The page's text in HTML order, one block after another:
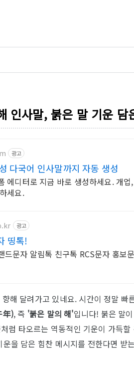
인사말, 붉은 말 기운 담
광고
다국어 인사말까지 자동 생성
에디터로 지금 바로 생성하세요. 개
세요.
광고
띵톡!
드문자 알림톡 친구톡 RCS문자 홍보
해 달려가고 있네요. 시간이 정말
年), 즉 '붉은 말의 해'입니다! 붉은 말
럼 타오르는 역동적인 기운이 가득
을 담은 힘찬 메시지를 전한다면 받